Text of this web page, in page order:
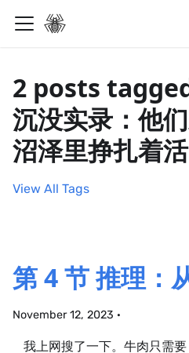
2 posts
沉没实录：他
沼泽里挣扎着
View All Tags
第 4 节 推理：
November 12, 2023 ·
我上网搜了一下。牛肉只需